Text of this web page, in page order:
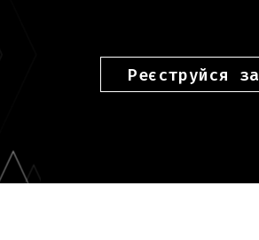
Реєструйся зараз!